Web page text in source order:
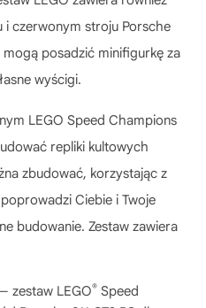
i czerwonym stroju Porsche
mogą posadzić minifigurkę za
wyścigi.
LEGO Speed Champions
repliki kultowych
zbudować, korzystając z
Ciebie i Twoje
budowanie. Zestaw zawiera
zestaw LEGO® Speed